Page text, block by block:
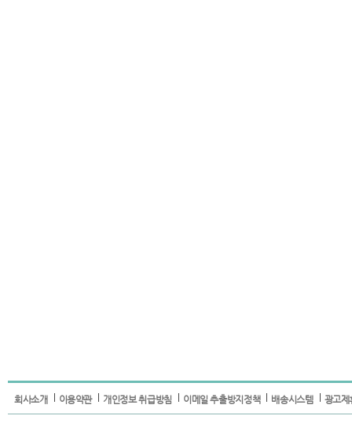
회사소개 이용약관 개인정보 취급방침 이메일 추출방지정책 배송시스템 광고